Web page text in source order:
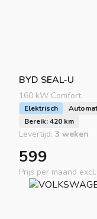
BYD SEAL-U
160 kW Comfort
Elektrisch
Bereik: 420 km
Levertijd: 3 weken
599
Prijs per maand